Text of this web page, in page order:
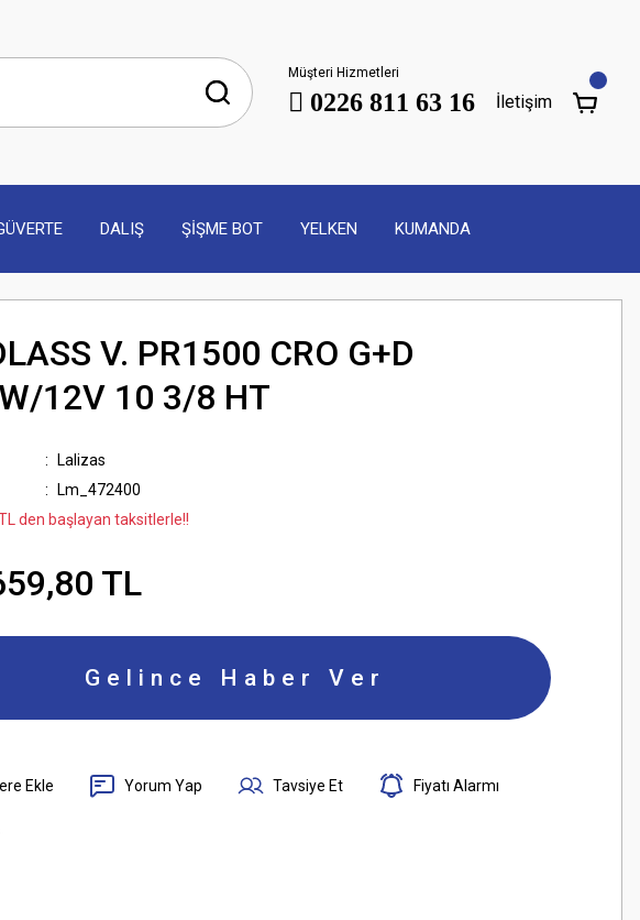
Müşteri Hizmetleri
0226 811 63 16 İletişim
DALIŞ ŞİŞME BOT YELKEN KUMANDA
V. PR1500 CRO G+D
12V 10 3/8 HT
Lalizas
Lm_472400
den başlayan taksitlerle!!
TL
Gelince Haber Ver
Yorum Yap Tavsiye Et Fiyatı Alarmı